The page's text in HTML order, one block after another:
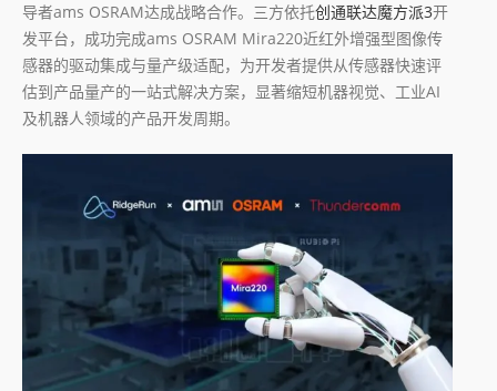
导者ams OSRAM达成战略合作。三方依托创通联达魔方派3开
发平台，成功完成ams OSRAM Mira220近红外增强型图像传
感器的驱动集成与量产级适配，为开发者提供从传感器快速评
估到产品量产的一站式解决方案，显著缩短机器视觉、工业AI
及机器人领域的产品开发周期。